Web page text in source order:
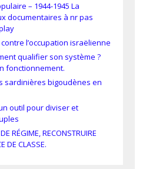
– 1944-1945 La
documentaires à nr pas
l’occupation israëlienne
qualifier son système ?
fonctionnement.
sardinières bigoudènes en
outil pour diviser et
RÉGIME, RECONSTRUIRE
DE CLASSE.